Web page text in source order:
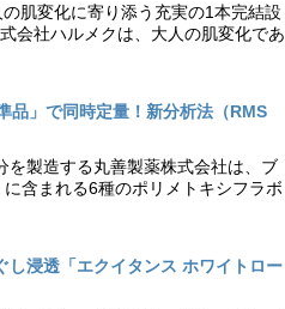
肌変化に寄り添う充実の1本完結設
会社ハルメクは、大人の肌変化であ
品」で同時定量！新分析法（RMS
を製造する丸善製薬株式会社は、ブ
含まれる6種のポリメトキシフラボ
し浸透「エクイタンス ホワイトロー